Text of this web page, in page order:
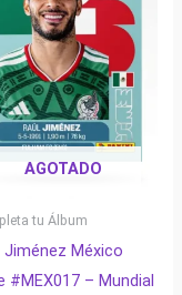
AGOTADO
tu Álbum
Jiménez México
#MEX017 – Mundial